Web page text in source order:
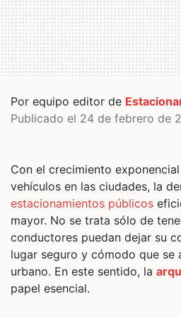
Por equipo editor de
Publicado el 24 de febrero de
Con el crecimiento
vehículos en las ciudades, la
estacionamientos públicos
mayor. No se trata sólo de
conductores puedan dejar su
lugar seguro y cómodo que se
urbano. En este sentido, la
papel esencial.